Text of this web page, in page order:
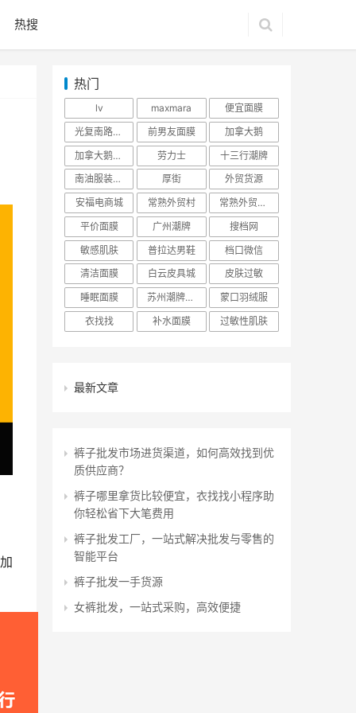
热搜
热门
lv maxmara
便宜面膜
光复南路潮牌
前男友面膜
加拿大鹅
加拿大鹅羽绒服
劳力士
十三行潮牌
南油服装批发市场
厚街
外贸货源
安福电商城
常熟外贸村
常熟外贸村货源
平价面膜
广州潮牌
搜档网
敏感肌肤
普拉达男鞋
档口微信
清洁面膜
白云皮具城
皮肤过敏
睡眠面膜
苏州潮牌货源
蒙口羽绒服
衣找找
补水面膜 过敏性肌肤
最新文章
裤子批发市场进货渠道，如何高效找到优
质供应商？
裤子哪里拿货比较便宜，衣找找小程序助
你轻松省下大笔费用
裤子批发工厂，一站式解决批发与零售的
智能平台
裤子批发一手货源
女裤批发，一站式采购，高效便捷